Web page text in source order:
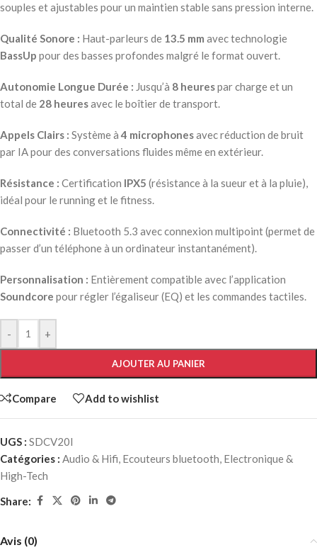
souples et ajustables pour un maintien stable sans pression interne.
Qualité Sonore : Haut-parleurs de 13.5 mm avec technologie
BassUp pour des basses profondes malgré le format ouvert.
Autonomie Longue Durée : Jusqu’à 8 heurespar charge et un
total de 28 heuresavec le boîtier de transport.
Appels Clairs : Système à 4 microphonesavec réduction de bruit
par IA pour des conversations fluides même en extérieur.
Résistance : Certification IPX5 (résistance à la sueur et à la pluie),
idéal pour le running et le fitness.
Connectivité : Bluetooth 5.3 avec connexion multipoint (permet de
passer d’un téléphone à un ordinateur instantanément).
Personnalisation : Entièrement compatible avec l’application
Soundcore pour régler l’égaliseur (EQ) et les commandes tactiles.
- +
AJOUTER AU PANIER
Compare Add to wishlist
UGS : SDCV20I
Catégories : Audio & Hifi, Ecouteurs bluetooth, Electronique &
High-Tech
Share:
Avis (0)